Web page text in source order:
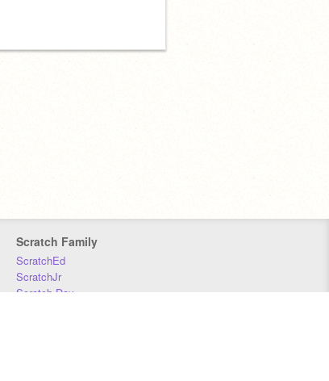
Scratch Family
ScratchEd
ScratchJr
Scratch Day